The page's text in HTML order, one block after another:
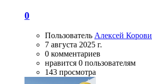
0
Пользователь Алексей
7 августа 2025 г.
0 комментариев
нравится 0 пользователям
143 просмотра